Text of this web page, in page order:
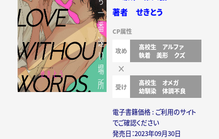
著者 せきとう
CP属性
攻め 高校生
アルファ
執着
美形 クズ
受け 高校生
オメガ
幼馴染
体調不良
電子書籍価格 : ご利用のサイト
でご確認ください
発売日：2023年09月30日